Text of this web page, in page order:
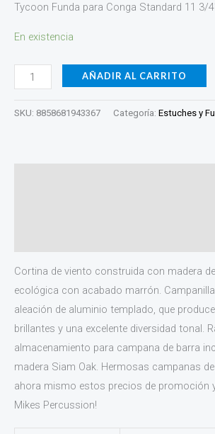
Tycoon Funda para Conga Standard 11 3/
En existencia
TCB-
AÑADIR AL CARRITO
SKU: 8858681943367 Categoría: Estuches y
Cortina de viento construida con madera
ecológica con acabado marrón.
aleación de aluminio templado, que
brillantes y una excelente diversidad tonal.
almacenamiento para campana de barra
madera Siam Oak. Hermosas campanas
ahora mismo estos precios de promoción
Mikes Percussion!